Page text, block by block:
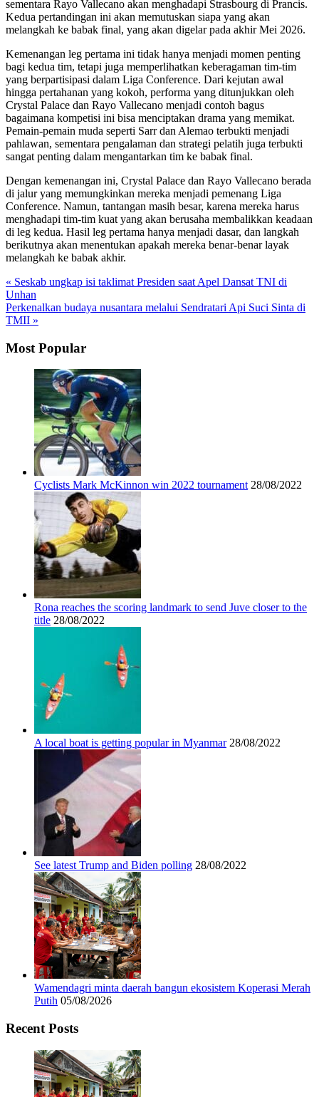
sementara Rayo Vallecano akan menghadapi Strasbourg di Prancis.
Kedua pertandingan ini akan memutuskan siapa yang akan
melangkah ke babak final, yang akan digelar pada akhir Mei 2026.
Kemenangan leg pertama ini tidak hanya menjadi momen penting
bagi kedua tim, tetapi juga memperlihatkan keberagaman tim-tim
yang berpartisipasi dalam Liga Conference. Dari kejutan awal
hingga pertahanan yang kokoh, performa yang ditunjukkan oleh
Crystal Palace dan Rayo Vallecano menjadi contoh bagus
bagaimana kompetisi ini bisa menciptakan drama yang memikat.
Pemain-pemain muda seperti Sarr dan Alemao terbukti menjadi
pahlawan, sementara pengalaman dan strategi pelatih juga terbukti
sangat penting dalam mengantarkan tim ke babak final.
Dengan kemenangan ini, Crystal Palace dan Rayo Vallecano berada
di jalur yang memungkinkan mereka menjadi pemenang Liga
Conference. Namun, tantangan masih besar, karena mereka harus
menghadapi tim-tim kuat yang akan berusaha membalikkan keadaan
di leg kedua. Hasil leg pertama hanya menjadi dasar, dan langkah
berikutnya akan menentukan apakah mereka benar-benar layak
melangkah ke babak akhir.
« Seskab ungkap isi taklimat Presiden saat Apel Dansat TNI di
Unhan
Perkenalkan budaya nusantara melalui Sendratari Api Suci Sinta di
TMII »
Most Popular
Cyclists Mark McKinnon win 2022 tournament 28/08/2022
Rona reaches the scoring landmark to send Juve closer to the
title 28/08/2022
A local boat is getting popular in Myanmar 28/08/2022
See latest Trump and Biden polling 28/08/2022
Wamendagri minta daerah bangun ekosistem Koperasi Merah
Putih 05/08/2026
Recent Posts